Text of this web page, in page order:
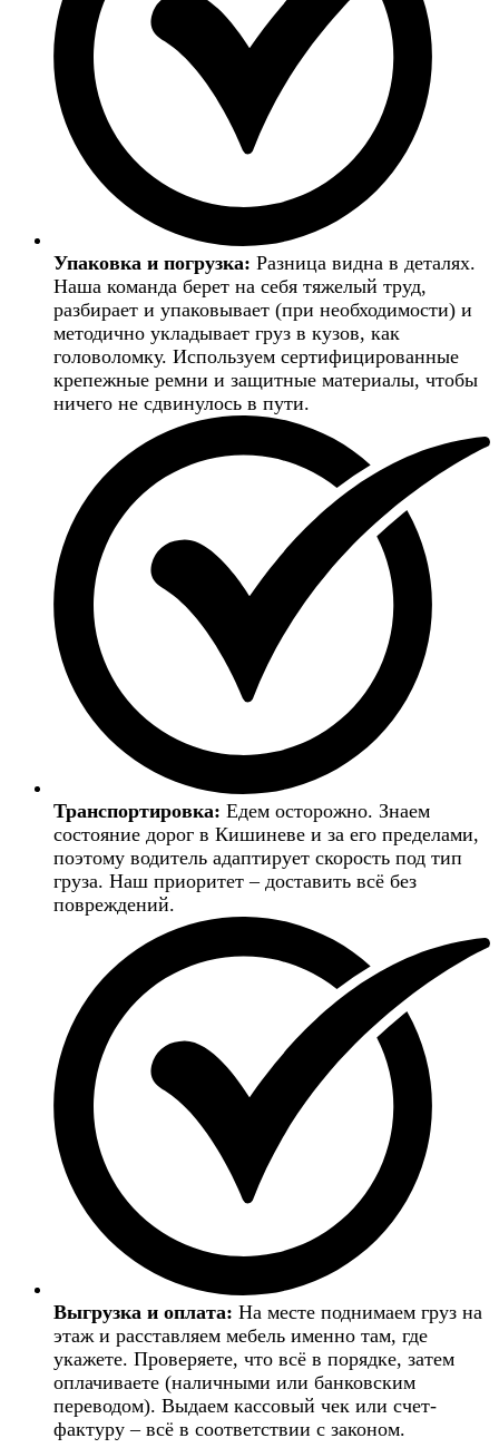
Упаковка и погрузка: Разница видна в деталях.
Наша команда берет на себя тяжелый труд,
разбирает и упаковывает (при необходимости) и
методично укладывает груз в кузов, как
головоломку. Используем сертифицированные
крепежные ремни и защитные материалы, чтобы
ничего не сдвинулось в пути.
Транспортировка: Едем осторожно. Знаем
состояние дорог в Кишиневе и за его пределами,
поэтому водитель адаптирует скорость под тип
груза. Наш приоритет – доставить всё без
повреждений.
Выгрузка и оплата: На месте поднимаем груз на
этаж и расставляем мебель именно там, где
укажете. Проверяете, что всё в порядке, затем
оплачиваете (наличными или банковским
переводом). Выдаем кассовый чек или счет-
фактуру – всё в соответствии с законом.